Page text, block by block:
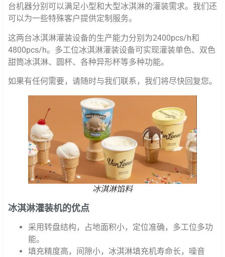
台机器分别可以满足小型和大型冰淇淋的灌装需求。我们还
可以为一些特殊客户提供定制服务。
这两台冰淇淋灌装设备的生产能力分别为2400pcs/h和
4800pcs/h。多工位冰淇淋灌装设备可实现灌装单色、双色
甜筒冰淇淋、圆杯、各种异形杯等多种功能。
如果有任何需要，请随时与我们联系，我们将尽快回复您。
冰淇淋馅料
冰淇淋灌装机的优点
采用转盘结构，占地面积小，定位准确，多工位多功
能。
填充精度高，间隙小，冰淇淋填充机寿命长，噪音